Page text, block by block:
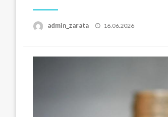
admin_zarata
Posted
16.06.2026